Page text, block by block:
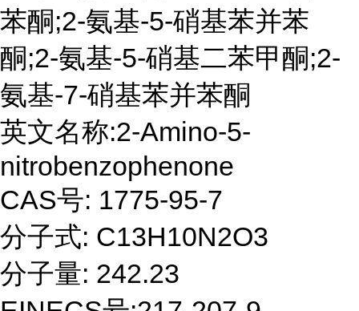
苯酮;2-氨基-5-硝基苯并苯
酮;2-氨基-5-硝基二苯甲酮;2-
氨基-7-硝基苯并苯酮
英文名称:2-Amino-5-
nitrobenzophenone
CAS号: 1775-95-7
分子式: C13H10N2O3
分子量: 242.23